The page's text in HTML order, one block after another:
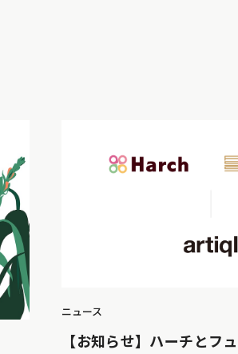
ニュース
【お知らせ】ハーチとフ